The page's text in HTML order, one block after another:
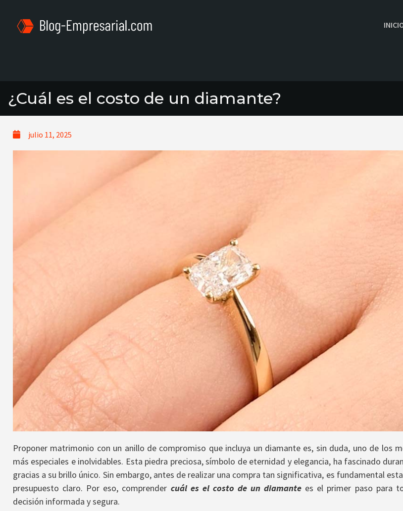
¿Cuál es el costo de un diamante?
julio 11, 2025
Proponer matrimonio con un anillo de compromiso que incluya un diamante es, sin duda, uno de los
más especiales e inolvidables. Esta piedra preciosa, símbolo de eternidad y elegancia, ha fascinado
gracias a su brillo único. Sin embargo, antes de realizar una compra tan significativa, es fundamental
presupuesto claro. Por eso, comprender cuál es el costo de un diamante es el primer paso para
decisión informada y segura.